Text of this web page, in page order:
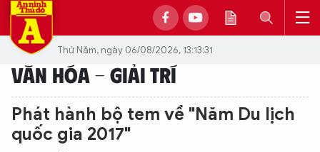
Thứ Năm, ngày 06/08/2026, 13:13:31
VĂN HÓA - GIẢI TRÍ
Phát hành bộ tem về "Năm Du lịch
quốc gia 2017"